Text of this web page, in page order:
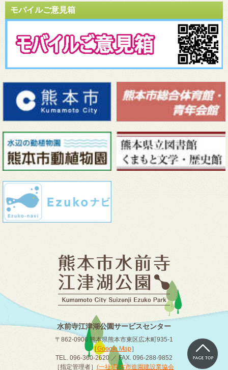
モバイルご意見箱
水前寺江津湖公園サービスセンター
〒862-0906 熊本県熊本市東区広木町935-1
［Google Map］
TEL. 096-360-2620 ／ FAX. 096-288-9852
［指定管理者］ (一社)熊本市造園建設業協会